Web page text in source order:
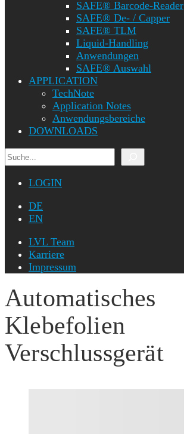
SAFE® Barcode-Reader
SAFE® De- / Capper
SAFE® TLM
Liquid-Handling
Anwendungen
SAFE® Auswahl
APPLICATION
TechNote
Application Notes
Anwendungsbereiche
DOWNLOADS
Suchen
LOGIN
DE
EN
LVL Team
Karriere
Impressum
Automatisches
Klebefolien
Verschlussgerät